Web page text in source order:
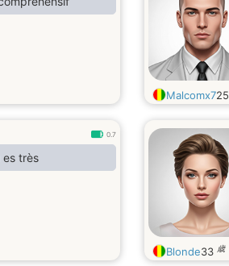
Malcomx725
0.7
es très
Blonde33 歳